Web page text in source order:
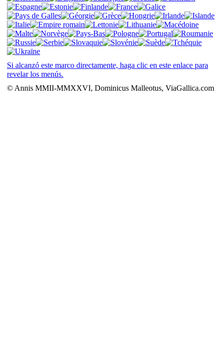
Si alcanzó este marco directamente, haga clic en este enlace para
revelar los menús.
© Annis MMII-MMXXVI, Dominicus Malleotus, ViaGallica.com